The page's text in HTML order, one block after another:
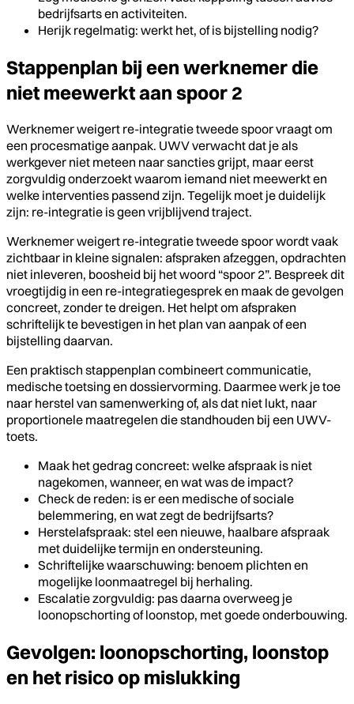
bedrijfsarts en activiteiten.
Herijk regelmatig: werkt het, of is bijstelling nodig?
Stappenplan bij een werknemer die
niet meewerkt aan spoor 2
Werknemer weigert re-integratie tweede spoor vraagt om
een procesmatige aanpak. UWV verwacht dat je als
werkgever niet meteen naar sancties grijpt, maar eerst
zorgvuldig onderzoekt waarom iemand niet meewerkt en
welke interventies passend zijn. Tegelijk moet je duidelijk
zijn: re-integratie is geen vrijblijvend traject.
Werknemer weigert re-integratie tweede spoor wordt vaak
zichtbaar in kleine signalen: afspraken afzeggen, opdrachten
niet inleveren, boosheid bij het woord “spoor 2”. Bespreek dit
vroegtijdig in een re-integratiegesprek en maak de gevolgen
concreet, zonder te dreigen. Het helpt om afspraken
schriftelijk te bevestigen in het plan van aanpak of een
bijstelling daarvan.
Een praktisch stappenplan combineert communicatie,
medische toetsing en dossiervorming. Daarmee werk je toe
naar herstel van samenwerking of, als dat niet lukt, naar
proportionele maatregelen die standhouden bij een UWV-
toets.
Maak het gedrag concreet: welke afspraak is niet
nagekomen, wanneer, en wat was de impact?
Check de reden: is er een medische of sociale
belemmering, en wat zegt de bedrijfsarts?
Herstelafspraak: stel een nieuwe, haalbare afspraak
met duidelijke termijn en ondersteuning.
Schriftelijke waarschuwing: benoem plichten en
mogelijke loonmaatregel bij herhaling.
Escalatie zorgvuldig: pas daarna overweeg je
loonopschorting of loonstop, met goede onderbouwing.
Gevolgen: loonopschorting, loonstop
en het risico op mislukking